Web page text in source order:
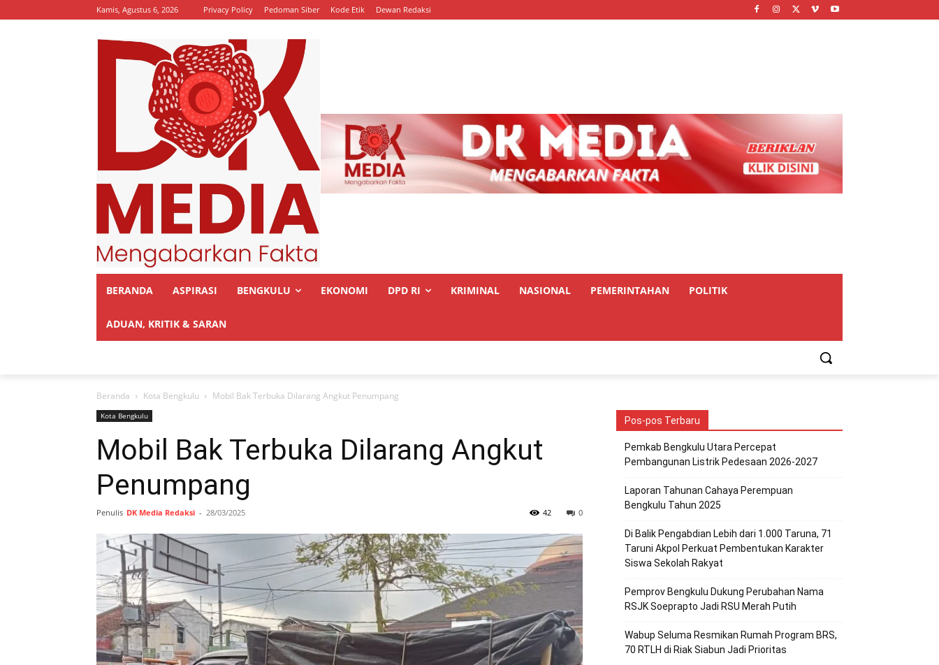
Kamis, Agustus 6, 2026 Privacy Policy Pedoman Siber Kode Etik Dewan Redaksi
BERANDA ASPIRASI BENGKULU EKONOMI DPD RI KRIMINAL NASIONAL PEMERINTAHAN POLITIK
ADUAN, KRITIK & SARAN
Beranda Kota Bengkulu Mobil Bak Terbuka Dilarang Angkut Penumpang
Kota Bengkulu
Mobil Bak Terbuka Dilarang Angkut
Penumpang
Penulis DK Media Redaksi - 28/03/2025 0
42
Pos-pos Terbaru
Pemkab Bengkulu Utara Percepat
Pembangunan Listrik Pedesaan 2026-2027
Laporan Tahunan Cahaya Perempuan
Bengkulu Tahun 2025
Di Balik Pengabdian Lebih dari 1.000 Taruna, 71
Taruni Akpol Perkuat Pembentukan Karakter
Siswa Sekolah Rakyat
Pemprov Bengkulu Dukung Perubahan Nama
RSJK Soeprapto Jadi RSU Merah Putih
Wabup Seluma Resmikan Rumah Program BRS,
70 RTLH di Riak Siabun Jadi Prioritas